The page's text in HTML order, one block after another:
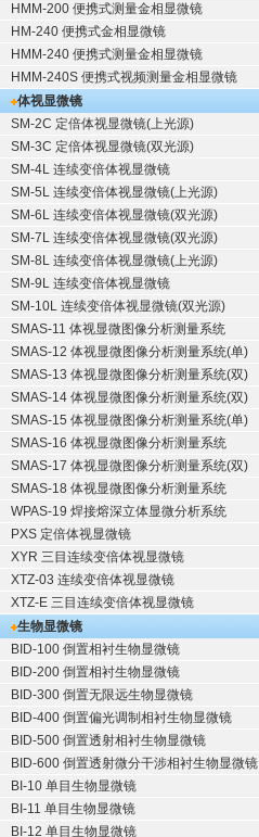
HMM-200 便携式测量金相显微镜
HM-240 便携式金相显微镜
HMM-240 便携式测量金相显微镜
HMM-240S 便携式视频测量金相显微镜
体视显微镜
SM-2C 定倍体视显微镜(上光源)
SM-3C 定倍体视显微镜(双光源)
SM-4L 连续变倍体视显微镜
SM-5L 连续变倍体视显微镜(上光源)
SM-6L 连续变倍体视显微镜(双光源)
SM-7L 连续变倍体视显微镜(双光源)
SM-8L 连续变倍体视显微镜(上光源)
SM-9L 连续变倍体视显微镜
SM-10L 连续变倍体视显微镜(双光源)
SMAS-11 体视显微图像分析测量系统
SMAS-12 体视显微图像分析测量系统(单)
SMAS-13 体视显微图像分析测量系统(双)
SMAS-14 体视显微图像分析测量系统(双)
SMAS-15 体视显微图像分析测量系统(单)
SMAS-16 体视显微图像分析测量系统
SMAS-17 体视显微图像分析测量系统(双)
SMAS-18 体视显微图像分析测量系统
WPAS-19 焊接熔深立体显微分析系统
PXS 定倍体视显微镜
XYR 三目连续变倍体视显微镜
XTZ-03 连续变倍体视显微镜
XTZ-E 三目连续变倍体视显微镜
生物显微镜
BID-100 倒置相衬生物显微镜
BID-200 倒置相衬生物显微镜
BID-300 倒置无限远生物显微镜
BID-400 倒置偏光调制相衬生物显微镜
BID-500 倒置透射相衬生物显微镜
BID-600 倒置透射微分干涉相衬生物显微镜
BI-10 单目生物显微镜
BI-11 单目生物显微镜
BI-12 单目生物显微镜